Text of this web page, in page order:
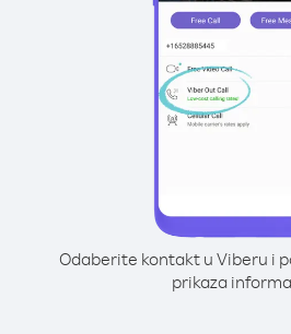
Odaberite kontakt u Viberu i
prikaza